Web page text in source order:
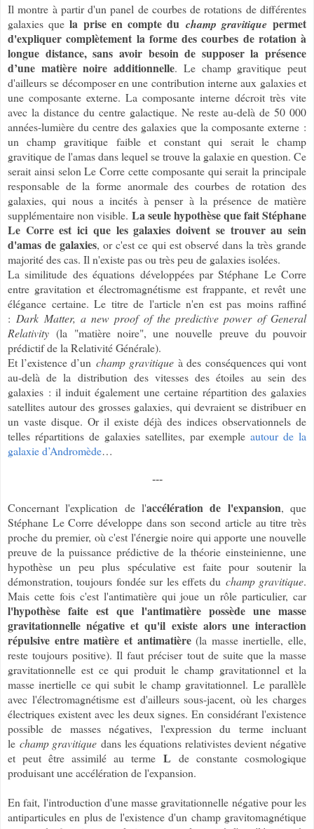
Il montre à partir d'un panel de courbes de rotations de différentes
galaxies quela prise en compte du champ gravitiquepermet
d'expliquer complètement la forme des courbes de rotation à
longue distance, sans avoir besoin de supposer la présence
d’une matière noire additionnelle. Le champ gravitique peut
d'ailleurs se décomposer en une contribution interne aux galaxies et
une composante externe. La composante interne décroit très vite
avec la distance du centre galactique. Ne reste au-delà de 50 000
années-lumière du centre des galaxies que la composante externe :
un champ gravitique faible et constant qui serait le champ
gravitique de l'amas dans lequel se trouve la galaxie en question. Ce
serait ainsi selon Le Corre cette composante qui serait la principale
responsable de la forme anormale des courbes de rotation des
galaxies, qui nous a incités à penser à la présence de matière
supplémentaire non visible. La seule hypothèse que fait Stéphane
Le Corre est ici que les galaxies doivent se trouver au sein
d'amas de galaxies, or c'est ce qui est observé dans la très grande
majorité des cas. Il n'existe pas ou très peu de galaxies isolées.
La similitude des équations développées par Stéphane Le Corre
entre gravitation et électromagnétisme est frappante, et revêt une
élégance certaine. Le titre de l'article n'en est pas moins raffiné
: Dark Matter, a new proof of the predictive power of General
Relativity (la "matière noire", une nouvelle preuve du pouvoir
prédictif de la Relativité Générale).
Et l’existence d’un champ gravitiqueà des conséquences qui vont
au-delà de la distribution des vitesses des étoiles au sein des
galaxies : il induit également une certaine répartition des galaxies
satellites autour des grosses galaxies, qui devraient se distribuer en
un vaste disque. Or il existe déjà des indices observationnels de
telles répartitions de galaxies satellites, par exemple autour de la
galaxie d’Andromède…
---
Concernant l'explication de l'accélération de l'expansion, que
Stéphane Le Corre développe dans son second article au titre très
proche du premier, où c'est l'énergie noire qui apporte une nouvelle
preuve de la puissance prédictive de la théorie einsteinienne, une
hypothèse un peu plus spéculative est faite pour soutenir la
démonstration, toujours fondée sur les effets du champ gravitique.
Mais cette fois c'est l'antimatière qui joue un rôle particulier, car
l'hypothèse faite est que l'antimatière possède une masse
gravitationnelle négative et qu'il existe alors une interaction
répulsive entre matière et antimatière(la masse inertielle, elle,
reste toujours positive). Il faut préciser tout de suite que la masse
gravitationnelle est ce qui produit le champ gravitationnel et la
masse inertielle ce qui subit le champ gravitationnel. Le parallèle
avec l'électromagnétisme est d'ailleurs sous-jacent, où les charges
électriques existent avec les deux signes. En considérant l'existence
possible de masses négatives, l'expression du terme incluant
le champ gravitique dans les équations relativistes devient négative
et peut être assimilé au terme
L
de constante cosmologique
produisant une accélération de l'expansion.
En fait, l'introduction d'une masse gravitationnelle négative pour les
antiparticules en plus de l'existence d'un champ gravitomagnétique